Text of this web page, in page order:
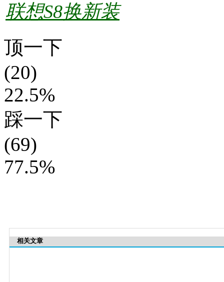
联想S8换新装
顶一下
(20)
22.5%
踩一下
(69)
77.5%
相关文章